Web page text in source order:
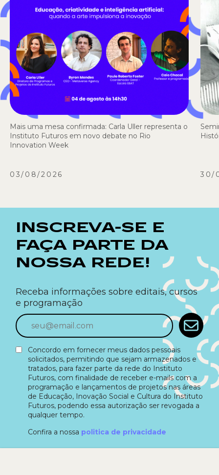
Mais uma mesa confirmada: Carla Uller representa o
Instituto Futuros em novo debate no Rio
Innovation Week
03/08/2026 30/
INSCREVA-SE E
FAÇA PARTE DA
NOSSA REDE!
Receba informações sobre editais, cursos
e programação
Concordo em fornecer meus dados pessoais
solicitados, permitindo que sejam armazenados e
tratados, para fazer parte da rede do Instituto
Futuros, com finalidade de receber e-mails com a
programação e lançamentos de projetos nas áreas
de Educação, Inovação Social e Cultura do Instituto
Futuros, podendo essa autorização ser revogada a
qualquer tempo.
Confira a nossa politica de privacidade